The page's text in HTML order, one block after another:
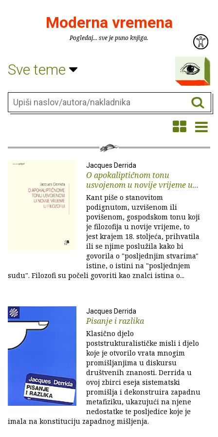
Moderna vremena
Pogledaj... sve je puno knjiga.
Sve teme
Jacques Derrida
O apokaliptičnom tonu
usvojenom u novije vrijeme u...
Kant piše o stanovitom
podignutom, uzvišenom ili
povišenom, gospodskom tonu koji
je filozofija u novije vrijeme, to
jest krajem 18. stoljeća, prihvatila
ili se njime poslužila kako bi
govorila o "posljednjim stvarima"
istine, o istini na "posljednjem
sudu". Filozofi su počeli govoriti kao znalci istina o...
Jacques Derrida
Pisanje i razlika
Klasično djelo
poststrukturalističke misli i djelo
koje je otvorilo vrata mnogim
promišljanjima u diskursu
društvenih znanosti. Derrida u
ovoj zbirci eseja sistematski
promišlja i dekonstruira zapadnu
metafiziku, ukazujući na njene
nedostatke te posljedice koje je
imala na konstituciju zapadnog mišljenja.